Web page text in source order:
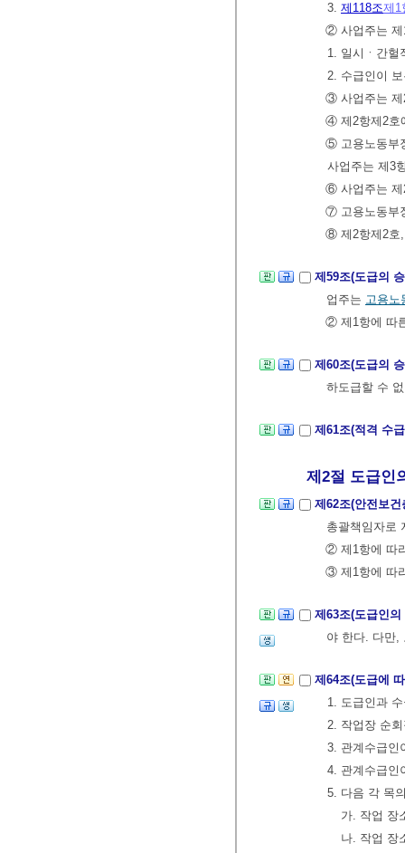
3. 제118조제1
② 사업주는 제
1. 일시ㆍ간헐
2. 수급인이
③ 사업주는 제
④ 제2항제2호
⑤ 고용노동부
사업주는 제3
⑥ 사업주는 제
⑦ 고용노동부
⑧ 제2항제2호,
제59조(도급의
업주는 고용노
② 제1항에 따
제60조(도급의
하도급할 수
제61조(적격 수
제2절 도급인의
제62조(안전보
총괄책임자로
② 제1항에 따
③ 제1항에 따
제63조(도급인
야 한다. 다만,
제64조(도급에
1. 도급인과
2. 작업장 순
3. 관계수급인
4. 관계수급인
5. 다음 각 목
가. 작업 장
나. 작업 장